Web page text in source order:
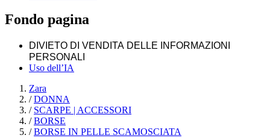
Fondo pagina
DIVIETO DI VENDITA DELLE INFORMAZIONI
PERSONALI
Uso dell’IA
Zara
/DONNA
/ SCARPE | ACCESSORI
/BORSE
/BORSE IN PELLE SCAMOSCIATA